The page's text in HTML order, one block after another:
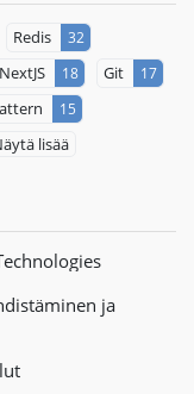
Redis 32
NextJS 18 Git 17
15
lisää
ja